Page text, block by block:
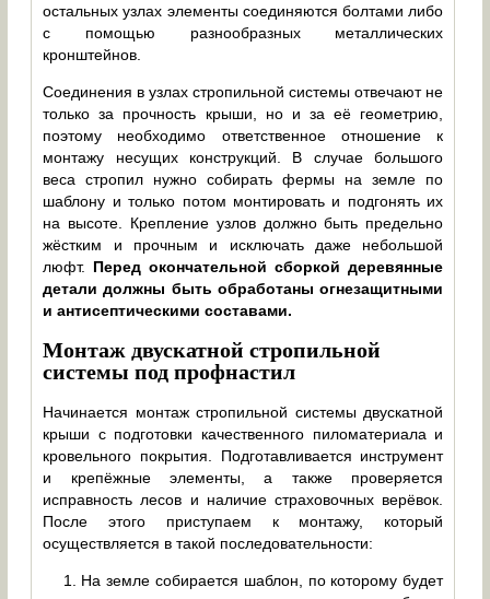
остальных узлах элементы соединяются болтами либо
с помощью разнообразных металлических
кронштейнов.
Соединения в узлах стропильной системы отвечают не
только за прочность крыши, но и за её геометрию,
поэтому необходимо ответственное отношение к
монтажу несущих конструкций. В случае большого
веса стропил нужно собирать фермы на земле по
шаблону и только потом монтировать и подгонять их
на высоте. Крепление узлов должно быть предельно
жёстким и прочным и исключать даже небольшой
люфт. Перед окончательной сборкой деревянные
детали должны быть обработаны огнезащитными
и антисептическими составами.
Монтаж двускатной стропильной
системы под профнастил
Начинается монтаж стропильной системы двускатной
крыши с подготовки качественного пиломатериала и
кровельного покрытия. Подготавливается инструмент
и крепёжные элементы, а также проверяется
исправность лесов и наличие страховочных верёвок.
После этого приступаем к монтажу, который
осуществляется в такой последовательности:
На земле собирается шаблон, по которому будет